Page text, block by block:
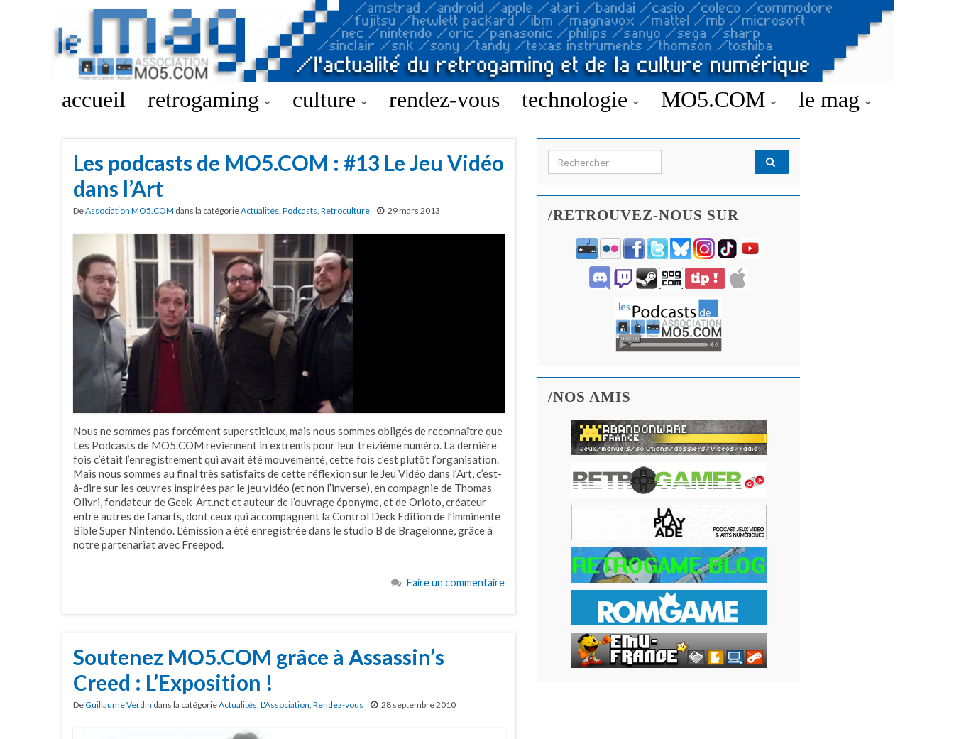
accueil retrogaming culture rendez-vous technologie MO5.COM le mag
Les podcasts de MO5.COM : #13 Le Jeu Vidéo
dans l’Art
DeAssociation MO5.COM dans la catégorieActualités, Podcasts, Retroculture 29 mars 2013
Nous ne sommes pas forcément superstitieux, mais nous sommes obligés de reconnaître que
Les Podcasts de MO5.COM reviennent in extremis pour leur treizième numéro. La dernière
fois c’était l’enregistrement qui avait été mouvementé, cette fois c’est plutôt l’organisation.
Mais nous sommes au final très satisfaits de cette réflexion sur le Jeu Vidéo dans l’Art, c’est-
à-dire sur les œuvres inspirées par le jeu vidéo (et non l’inverse), en compagnie de Thomas
Olivri, fondateur de Geek-Art.net et auteur de l’ouvrage éponyme, et de Orioto, créateur
entre autres de fanarts, dont ceux qui accompagnent la Control Deck Edition de l’imminente
Bible Super Nintendo. L’émission a été enregistrée dans le studio B de Bragelonne, grâce à
notre partenariat avec Freepod.
Faire un commentaire
Soutenez MO5.COM grâce à Assassin’s
Creed : L’Exposition !
DeGuillaume Verdin dans la catégorieActualités, L'Association, Rendez-vous 28 septembre 2010
Search for:
/RETROUVEZ-NOUS SUR
/NOS AMIS